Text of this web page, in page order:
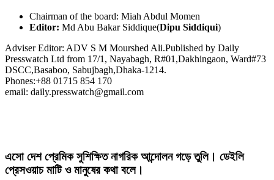
Chairman of the board: Miah Abdul Momen
Editor: Md Abu Bakar Siddique(Dipu Siddiqui)
Adviser Editor: ADV S M Mourshed Ali.Published by Daily
Presswatch Ltd from 17/1, Nayabagh, R#01,Dakhingaon, Ward#73
DSCC,Basaboo, Sabujbagh,Dhaka-1214.
Phones:+88 01715 854 170
email: daily.presswatch@gmail.com
এসো দেশ প্রেমিক সুশিক্ষিত নাগরিক আন্দোলন গড়ে তুলি। ডেইলি
প্রেসওয়াচ মাটি ও মানুষের কথা বলে।